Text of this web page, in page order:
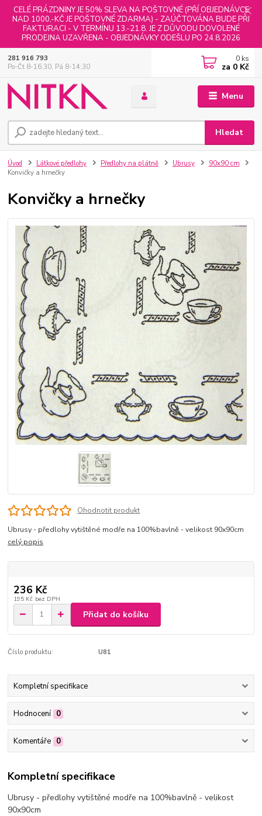
CELÉ PRÁZDNINY JE 50% SLEVA NA POŠTOVNÉ (PŘÍ OBJEDNÁVCE
NAD 1000,-KČ JE POŠTOVNÉ ZDARMA) - ZAÚČTOVÁNA BUDE PŘI
FAKTURACI - V TERMÍNU 13.-21.8. JE Z DŮVODU DOVOLENÉ
PRODEJNA UZAVŘENA - OBJEDNÁVKY ODEŠLU PO 24.8.2026
Menu
Hledat
281 916 793
Po-Čt 8-16:30, Pá 8-14:30
0 ks
za 0 Kč
Úvod Látkové předlohy Předlohy na plátně Ubrusy
90x90 cm
Konvičky a hrnečky
Konvičky a hrnečky
Ohodnotit produkt
Ubrusy - předlohy vytištěné modře na 100%bavlně - velikost 90x90cm
celý popis
236 Kč
195 Kč bez DPH
Přidat do košíku
Číslo produktu: U81
Kompletní specifikace
Hodnocení 0
Komentáře 0
Kompletní specifikace
Ubrusy - předlohy vytištěné modře na 100%bavlně - velikost
90x90cm